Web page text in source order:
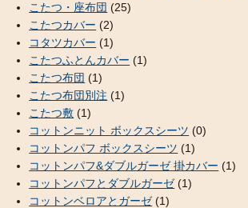
こたつ・座布団 (25)
こたつカバー (2)
コタツカバー (1)
こたつふとんカバー (1)
こたつ布団 (1)
こたつ布団別注 (1)
こたつ敷 (1)
コットンニット ボックスシーツ (0)
コットンパフ ボックスシーツ (1)
コットンパフ&ダブルガーゼ 掛カバー (1)
コットンパフとダブルガーゼ(1)
コットンベロアとガーゼ(1)